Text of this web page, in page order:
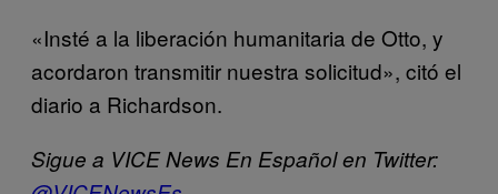
«Insté a la liberación humanitaria de Otto, y
acordaron transmitir nuestra solicitud», citó el
diario a Richardson.
Sigue a VICE News En Español en Twitter: